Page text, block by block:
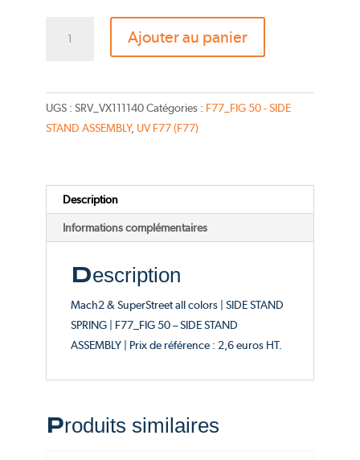
SPRING
-
50
Ajouter au panier
UGS : SRV_VX111140 Catégories : F77_FIG 50 - SIDE
STAND ASSEMBLY, UV F77 (F77)
Description
Informations complémentaires
Description
Mach2 & SuperStreet all colors | SIDE STAND
SPRING | F77_FIG 50 – SIDE STAND
ASSEMBLY | Prix de référence : 2,6 euros HT.
Produits similaires